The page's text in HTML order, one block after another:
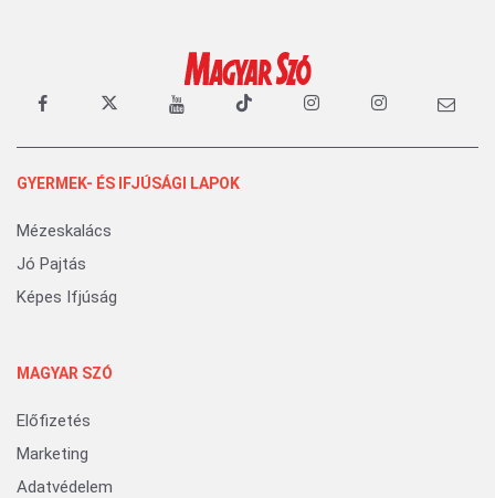
GYERMEK- ÉS IFJÚSÁGI LAPOK
Mézeskalács
Jó Pajtás
Képes Ifjúság
MAGYAR SZÓ
Előfizetés
Marketing
Adatvédelem